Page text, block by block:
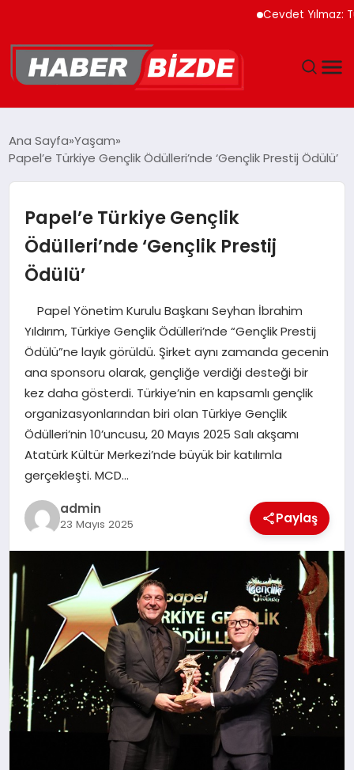
Cevdet Yılmaz:
YAŞAM
EKONOMI
EĞITIM
SPOR
TEKNOLOJI
Ana Sayfa Yaşam
Papel’e Türkiye Gençlik Ödülleri’nde ‘Gençlik Prestij Ödülü’
Papel’e Türkiye Gençlik
Ödülleri’nde ‘Gençlik Prestij
Ödülü’
Papel Yönetim Kurulu Başkanı Seyhan İbrahim
Yıldırım, Türkiye Gençlik Ödülleri’nde “Gençlik Prestij
Ödülü”ne layık görüldü. Şirket aynı zamanda gecenin
ana sponsoru olarak, gençliğe verdiği desteği bir
kez daha gösterdi. Türkiye’nin en kapsamlı gençlik
organizasyonlarından biri olan Türkiye Gençlik
Ödülleri’nin 10’uncusu, 20 Mayıs 2025 Salı akşamı
Atatürk Kültür Merkezi’nde büyük bir katılımla
gerçekleşti. MCD…
admin
23 Mayıs 2025 Paylaş